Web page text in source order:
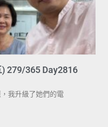
279/365 Day2816
我升級了她們的電